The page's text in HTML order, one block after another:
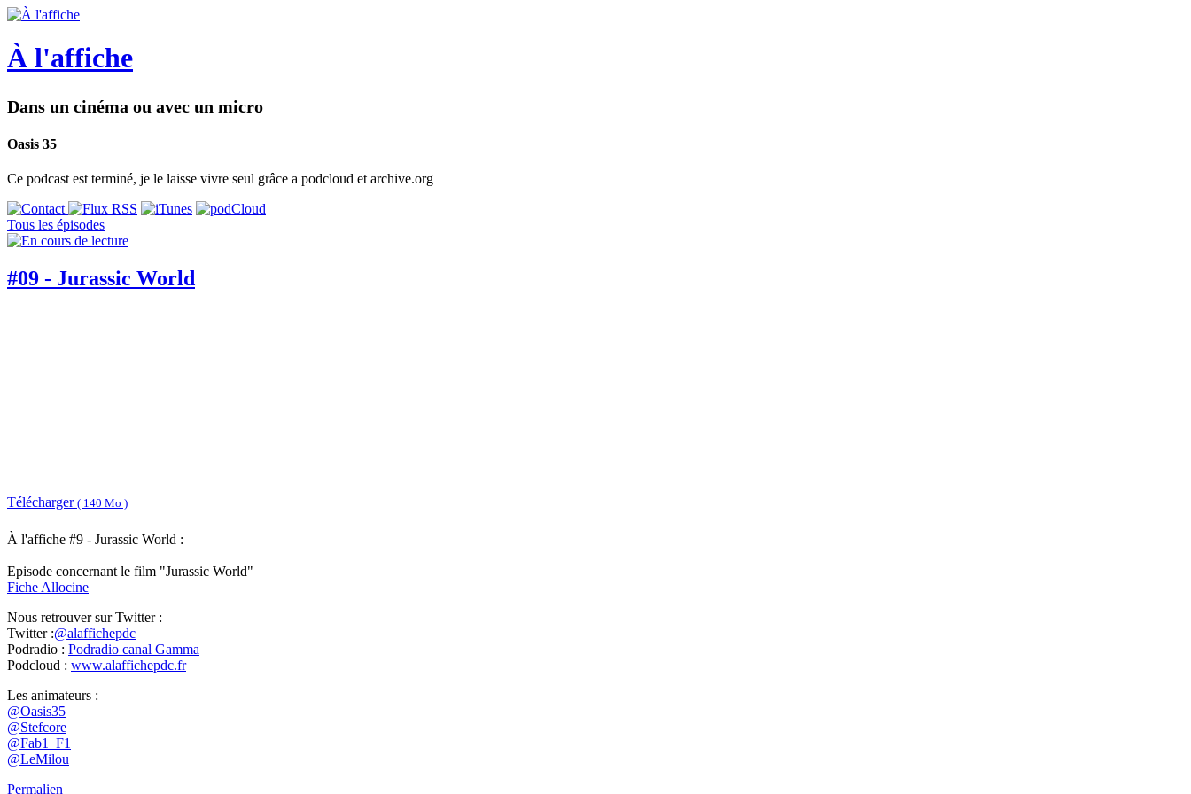
À l'affiche
Dans un cinéma ou avec un micro
Oasis 35
Ce podcast est terminé, je le laisse vivre seul grâce a podcloud et archive.org
Tous les épisodes
#09 - Jurassic World
Télécharger ( 140 Mo )
À l'affiche #9 - Jurassic World :
Episode concernant le film "Jurassic World"
Fiche Allocine
Nous retrouver sur Twitter :
Twitter :@alaffichepdc
Podradio : Podradio canal Gamma
Podcloud : www.alaffichepdc.fr
Les animateurs :
@Oasis35
@Stefcore
@Fab1_F1
@LeMilou
Permalien